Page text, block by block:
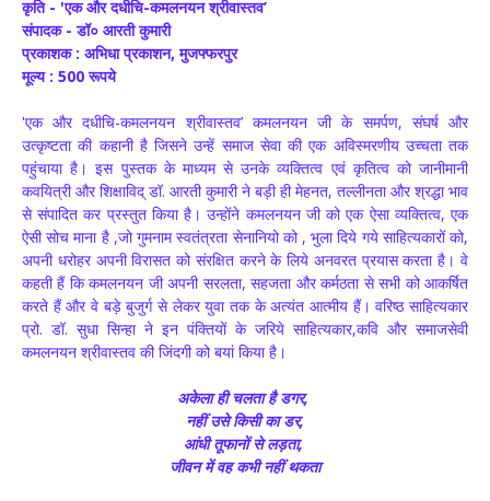
कृति - 'एक और दधीचि-कमलनयन श्रीवास्तव’
संपादक - डॉ० आरती कुमारी
प्रकाशक : अभिधा प्रकाशन, मुजफ्फरपुर
मूल्य : 500 रूपये
'एक और दधीचि-कमलनयन श्रीवास्तव’ कमलनयन जी के समर्पण, संघर्ष और
उत्कृष्टता की कहानी है जिसने उन्हें समाज सेवा की एक अविस्मरणीय उच्चता तक
पहुंचाया है। इस पुस्तक के माध्यम से उनके व्यक्तित्व एवं कृतित्व को जानीमानी
कवयित्री और शिक्षाविद् डॉ. आरती कुमारी ने बड़ी ही मेहनत, तल्लीनता और श्रद्धा भाव
से संपादित कर प्रस्तुत किया है। उन्होंने कमलनयन जी को एक ऐसा व्यक्तित्व, एक
ऐसी सोच माना है ,जो गुमनाम स्वतंत्रता सेनानियो को , भुला दिये गये साहित्यकारों को,
अपनी धरोहर अपनी विरासत को संरक्षित करने के लिये अनवरत प्रयास करता है। वे
कहती हैं कि कमलनयन जी अपनी सरलता, सहजता और कर्मठता से सभी को आकर्षित
करते हैं और वे बड़े बुजुर्ग से लेकर युवा तक के अत्यंत आत्मीय हैं। वरिष्ठ साहित्यकार
प्रो. डॉ. सुधा सिन्हा ने इन पंक्तियों के जरिये साहित्यकार,कवि और समाजसेवी
कमलनयन श्रीवास्तव की जिंदगी को बयां किया है।
अकेला ही चलता है डगर,
नहीं उसे किसी का डर,
आंधी तूफानों से लड़ता,
जीवन में वह कभी नहीं थकता